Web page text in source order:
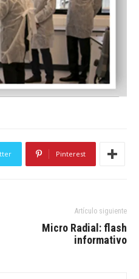
Pinterest
Artículo siguiente
Micro Radial: flash
informativo